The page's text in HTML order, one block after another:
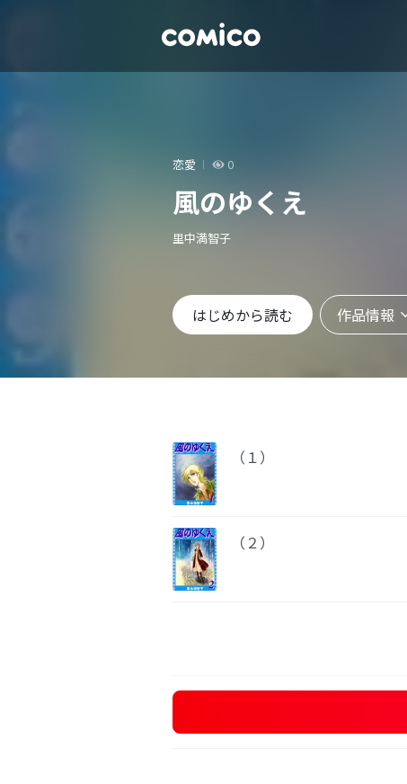
恋愛 0
風のゆくえ
里中満智子
はじめから読む 作品情報
（１）
（２）